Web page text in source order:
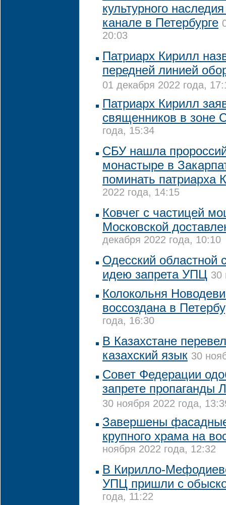
культурного
канале в Петербурге
20:03
Патриарх Кирилл
передней линией
01 декабря 2022 года,
Патриарх Кирилл
священников в зоне
года, 15:34
CБУ нашла
монастыре в
поминать патриарха
2022 года, 14:15
Ковчег с частицей
Московской
декабря 2022 года, 10:10
Одесский областной
идею запрета УПЦ 30
Колокольня
воссоздана в
года, 16:30
В Казахстане
казахский язык 30
Совет Федерации
запрете пропаганды
30 ноября 2022 года,
Завершены
крупного храма на
ноября 2022 года, 12:32
В Кирилло-
УПЦ пришли с
года, 11:22